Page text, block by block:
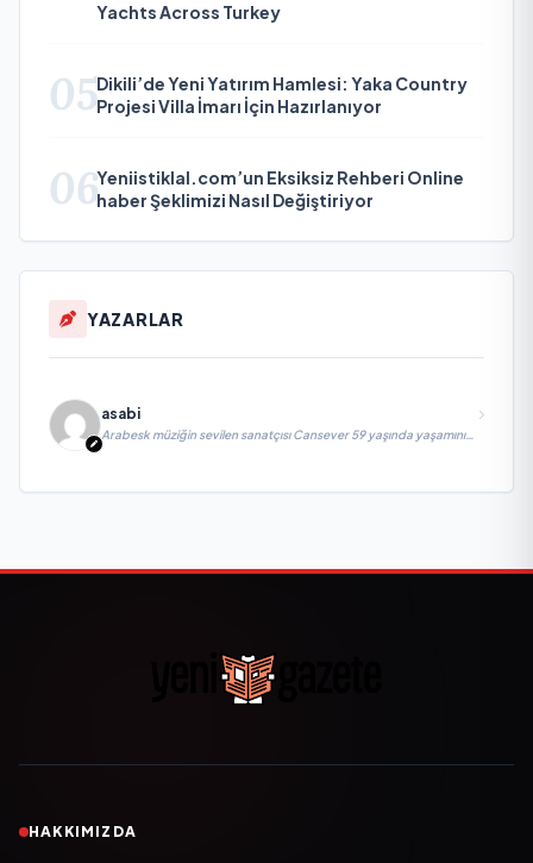
Yachts Across Turkey
05Dikili’de Yeni Yatırım Hamlesi: Yaka Country
Projesi Villa İmarı İçin Hazırlanıyor
06Yeniistiklal.com’un Eksiksiz Rehberi Online
haber Şeklimizi Nasıl Değiştiriyor
YAZARLAR
asabi
Arabesk müziğin sevilen sanatçısı Cansever 59 yaşında yaşamını
yitirdi
HAKKIMIZDA